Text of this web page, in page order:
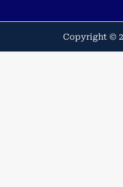
Copyright ©